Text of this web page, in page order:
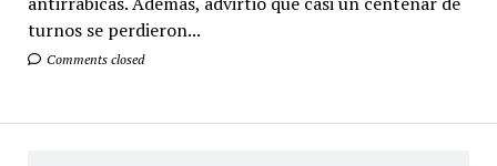
turnos se perdieron...
Comments closed